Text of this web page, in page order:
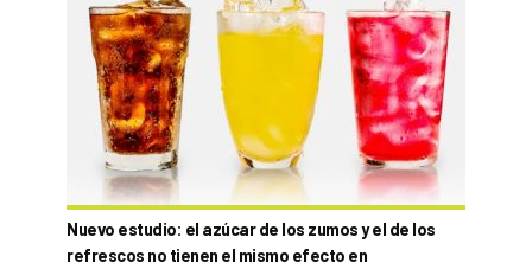
Nuevo estudio: el azúcar de los zumos y el de los
refrescos no tienen el mismo efecto en